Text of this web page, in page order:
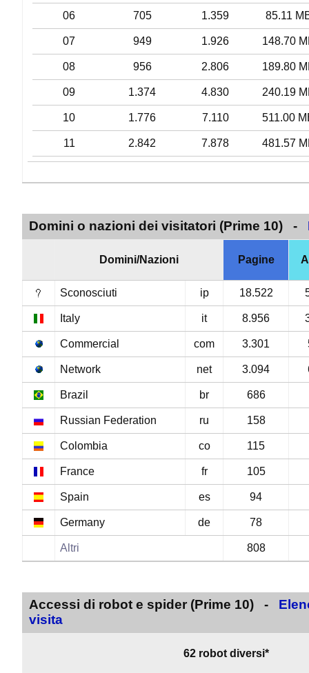
06 705 1.359 85.11
07 949 1.926 148.70
08 956 2.806 189.80
09 1.374 4.830 240.19
10 1.776 7.110 511.00
11 2.842 7.878 481.57
Domini o nazioni dei visitatori (Prime 10) -
Domini/Nazioni Pagine
Sconosciuti ip 18.522
Italy it 8.956
Commercial com 3.301
Network net 3.094
Brazil br 686
Russian Federation ru 158
Colombia co 115
France fr 105
Spain es 94
Germany de 78
Altri 808
Accessi di robot e spider (Prime 10) -
visita
62 robot diversi*